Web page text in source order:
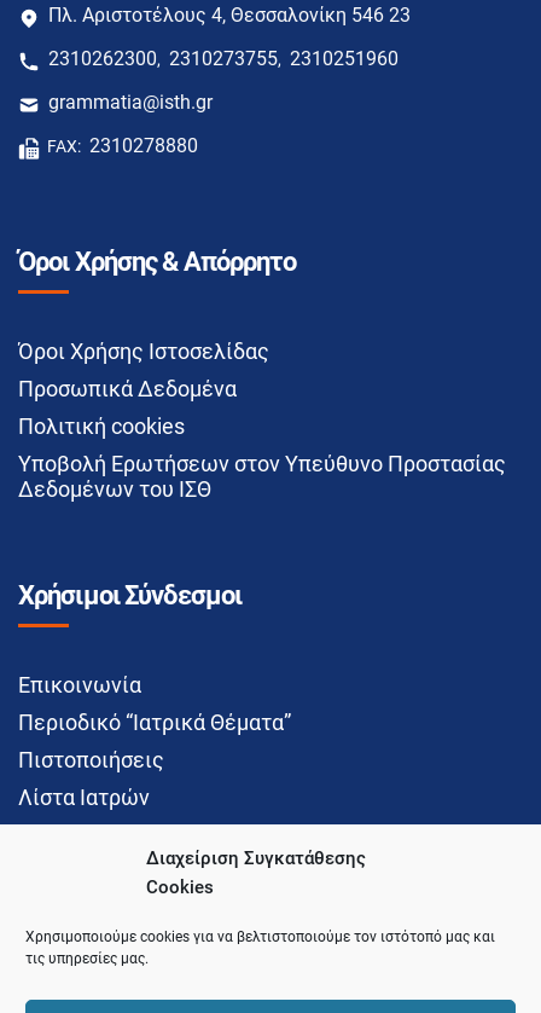
Διαχείριση Συγκατάθεσης
Cookies
Χρησιμοποιούμε cookies για να βελτιστοποιούμε τον ιστότοπό μας και
τις υπηρεσίες μας.
Πλ. Αριστοτέλους 4, Θεσσαλονίκη 546 23
2310262300, 2310273755, 2310251960
grammatia@isth.gr
FAX: 2310278880
Όροι Χρήσης & Απόρρητο
Όροι Χρήσης Ιστοσελίδας
Προσωπικά Δεδομένα
Πολιτική cookies
Υποβολή Ερωτήσεων στον Υπεύθυνο Προστασίας
Δεδομένων του ΙΣΘ
Χρήσιμοι Σύνδεσμοι
Επικοινωνία
Περιοδικό “Ιατρικά Θέματα”
Πιστοποιήσεις
Λίστα Ιατρών
Social Media